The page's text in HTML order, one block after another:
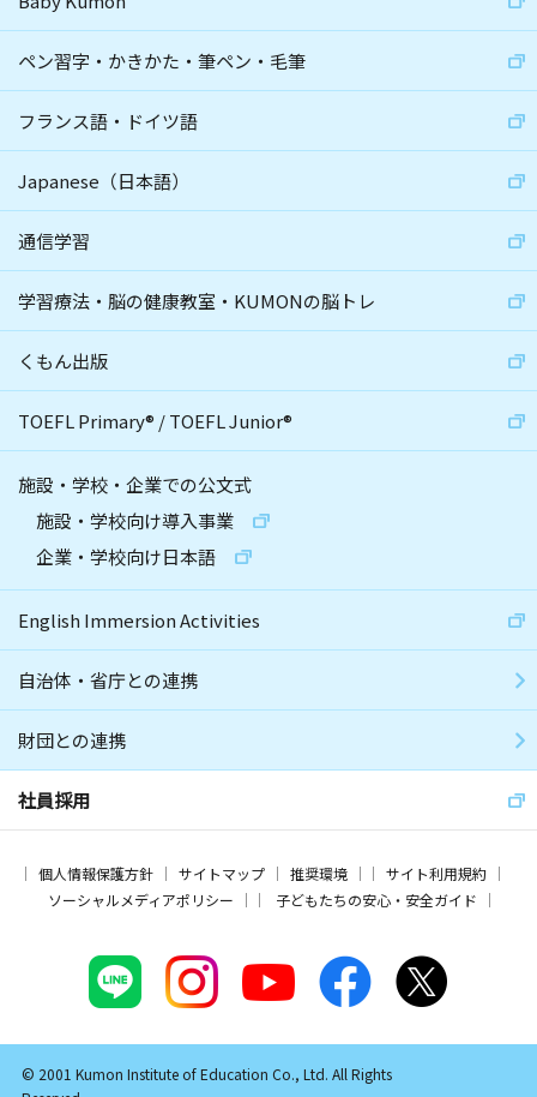
ペン習字・かきかた・筆ペン・毛筆
フランス語・ドイツ語
Japanese（日本語）
通信学習
学習療法・脳の健康教室・KUMONの脳トレ
くもん出版
TOEFL Primary® /TOEFL Junior®
施設・学校・企業での公文式
施設・学校向け導入事業
企業・学校向け日本語
English Immersion Activities
自治体・省庁との連携
財団との連携
社員採用
個人情報保護方針 サイトマップ 推奨環境
サイト利用規約
ソーシャルメディアポリシー
子どもたちの安心・安全ガイド
© 2001 Kumon Institute of Education Co., Ltd. All Rights